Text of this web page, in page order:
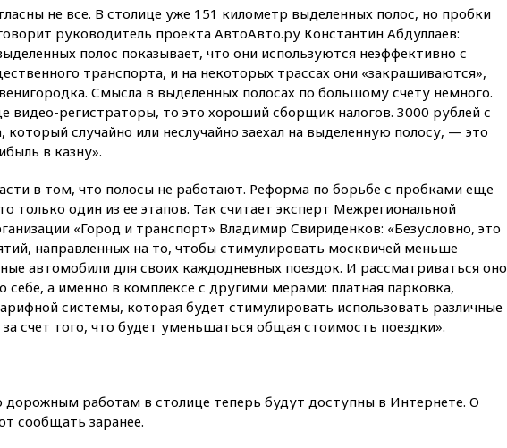
абсолютными чемпионами на
олимпиаде по ИИ
18:39 Два человека погибли в
результате удара ВСУ по
многоэтажке в Керчи
18:25Беспилотник атаковал
турецкий сухогруз у
побережья Новороссийска
России вырос в этом году
более чем на четверть
17:55 Мужчина получил
ранения при атаке дрона на
Белгородскую область
17:48Bloomberg:
авиакомпании США обязали
проверить самолеты Boeing на
окна 10-го этажа
не все. В столице уже 151 километр выделенных полос, но пробки
руководитель проекта АвтоАвто.ру Константин Абдуллаев:
полос показывает, что они используются неэффективно с
транспорта, и на некоторых трассах они «закрашиваются»,
Смысла в выделенных полосах по большому счету немного.
видео-регистраторы, то это хороший сборщик налогов. 3000 рублей с
который случайно или неслучайно заехал на выделенную полосу, — это
в казну».
в том, что полосы не работают. Реформа по борьбе с пробками еще
только один из ее этапов. Так считает эксперт Межрегиональной
«Город и транспорт» Владимир Свириденков: «Безусловно, это
направленных на то, чтобы стимулировать москвичей меньше
автомобили для своих каждодневных поездок. И рассматриваться оно
себе, а именно в комплексе с другими мерами: платная парковка,
системы, которая будет стимулировать использовать различные
счет того, что будет уменьшаться общая стоимость поездки».
дорожным работам в столице теперь будут доступны в Интернете. О
сообщать заранее.